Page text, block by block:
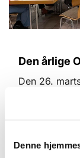
Denne
Den årlige
Den 26.
årlige
serveret
hvoraf 18
Find flere